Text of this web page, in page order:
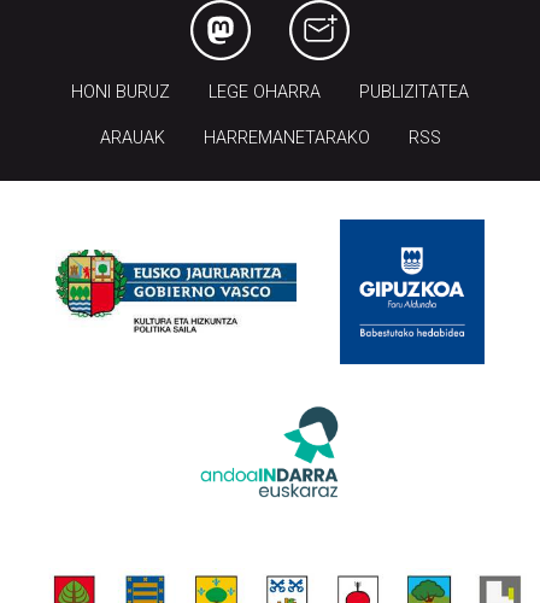
HONI BURUZ LEGE OHARRA PUBLIZITATEA
ARAUAK HARREMANETARAKO RSS